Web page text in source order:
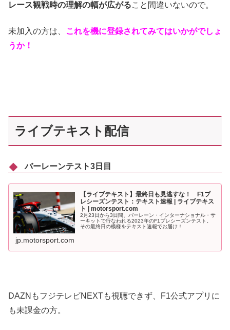
レース観戦時の理解の幅が広がること間違いないので。
未加入の方は、 これを機に登録されてみてはいかがでしょ
うか！
ライブテキスト配信
バーレーンテスト3日目
【ライブテキスト】最終日も見逃すな！ F1プ
レシーズンテスト：テキスト速報 | ライブテキス
ト | motorsport.com
2月23日から3日間、バーレーン・インターナショナル・サ
ーキットで行なわれる2023年のF1プレシーズンテスト。
その最終日の模様をテキスト速報でお届け！
jp.motorsport.com
DAZNもフジテレビNEXTも視聴できず、F1公式アプリに
も未課金の方。